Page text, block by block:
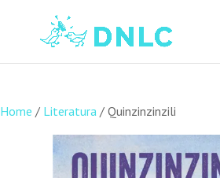
Home / Literatura / Quinzinzinzili